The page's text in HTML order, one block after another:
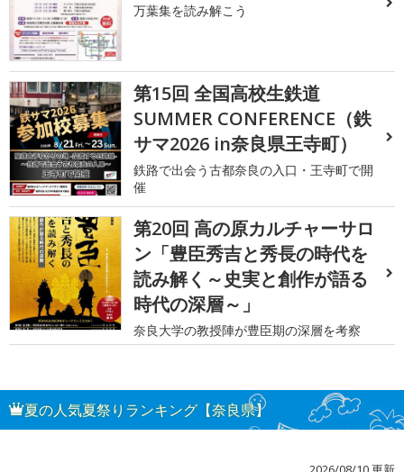
万葉集を読み解こう
第15回 全国高校生鉄道
SUMMER CONFERENCE（鉄
サマ2026 in奈良県王寺町）
鉄路で出会う古都奈良の入口・王寺町で開
催
第20回 高の原カルチャーサロ
ン「豊臣秀吉と秀長の時代を
読み解く～史実と創作が語る
時代の深層～」
奈良大学の教授陣が豊臣期の深層を考察
夏の人気夏祭りランキング【奈良県】